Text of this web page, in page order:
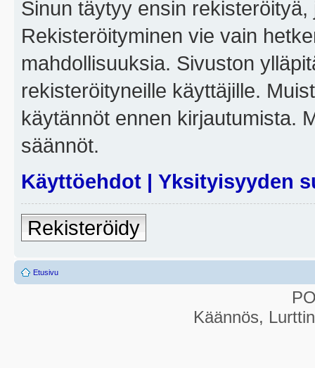
Sinun täytyy ensin
Rekisteröityminen vie vain
mahdollisuuksia. Sivuston
rekisteröityneille käyttäjille.
käytännöt ennen kirjautumista.
säännöt.
Käyttöehdot | Yksityisyyden
Rekisteröidy
Etusivu
Käännös,